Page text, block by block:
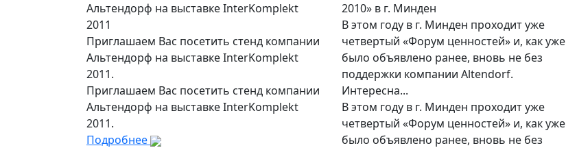
Альтендорф на выставке InterKomplekt
2011
Приглашаем Вас посетить стенд компании
Альтендорф на выставке InterKomplekt
2011.
Приглашаем Вас посетить стенд компании
Альтендорф на выставке InterKomplekt
2011.
Подробнее
2010» в г. Минден
В этом году в г. Минден проходит уже
четвертый «Форум ценностей» и, как уже
было объявлено ранее, вновь не без
поддержки компании Altendorf.
Интересна...
В этом году в г. Минден проходит уже
четвертый «Форум ценностей» и, как уже
было объявлено ранее, вновь не без